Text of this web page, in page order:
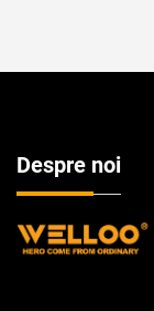
Despre noi